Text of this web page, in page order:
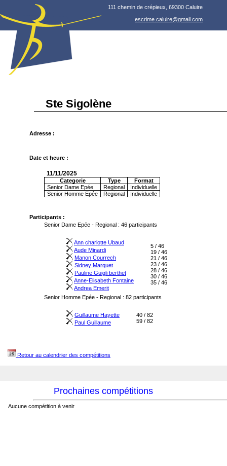
111 chemin de crépieux, 69300 Caluire
escrime.caluire@gmail.com
Ste Sigolène
Adresse :
Date et heure :
11/11/2025
Categorie Type
Format
Senior Dame Epée
Regional
Individuelle
Senior Homme Epée
Regional Individuelle
Participants :
Senior Dame Epée - Regional : 46 participants
Ann charlotte Ubaud
Aude Minardi
Manon Courrech
Sidney Marquet
Pauline Guigli berthet
Anne-Elisabeth Fontaine
Andrea Emerit
5 / 46
19 / 46
21 / 46
23 / 46
28 / 46
30 / 46
35 / 46
Senior Homme Epée - Regional : 82 participants
Guillaume Hayette
Paul Guillaume
40 / 82
59 / 82
Retour au calendrier des compétitions
Prochaines compétitions
Aucune compétition à venir